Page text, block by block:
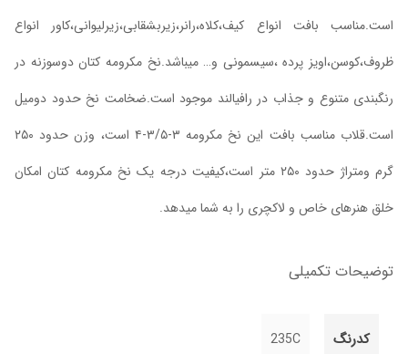
است.مناسب بافت انواع کیف،کلاه،رانر،زیربشقابی،زیرلیوانی،کاور انواع
ظروف،کوسن،اویز پرده ،سیسمونی و… میباشد.نخ مکرومه کتان دوسوزنه در
رنگبندی متنوع و جذاب در رافیالند موجود است.ضخامت نخ حدود دومیل
است.قلاب مناسب بافت این نخ مکرومه ۳-۳/۵-۴ است، وزن حدود ۲۵۰
گرم ومتراژ حدود ۲۵۰ متر است،کیفیت درجه یک نخ مکرومه کتان امکان
خلق هنرهای خاص و لاکچری را به شما میدهد.
توضیحات تکمیلی
کدرنگ 235C